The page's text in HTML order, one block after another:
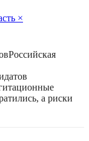
×
Российская
а риски